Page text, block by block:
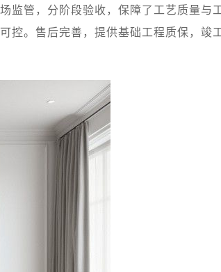
监管，分阶段验收，保障了工艺质量与
控。售后完善，提供基础工程质保，竣